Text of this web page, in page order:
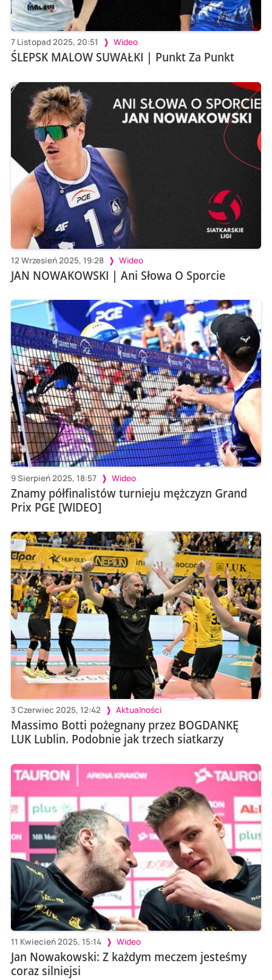
7 Listopad 2025, 20:51 Wideo
ŚLEPSK MALOW SUWAŁKI | Punkt Za Punkt
12 Wrzesień 2025, 19:28 Wideo
JAN NOWAKOWSKI | Ani Słowa O Sporcie
9 Sierpień 2025, 18:57 Wideo
Znamy półfinalistów turnieju mężczyzn Grand
Prix PGE [WIDEO]
3 Czerwiec 2025, 12:42 Aktualności
Massimo Botti pożegnany przez BOGDANKĘ
LUK Lublin. Podobnie jak trzech siatkarzy
11 Kwiecień 2025, 15:14 Wideo
Jan Nowakowski: Z każdym meczem jesteśmy
coraz silniejsi